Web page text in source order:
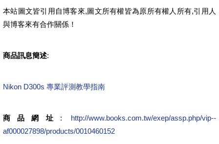
本站圖文皆引用自博客來,圖文所有權皆為原所有權人所有,引用人
與博客來有合作關係！
商品訊息簡述:
Nikon D300s 專業評測教學指南
商品網址 : http://www.books.com.tw/exep/assp.php/vip--
af000027898/products/0010460152